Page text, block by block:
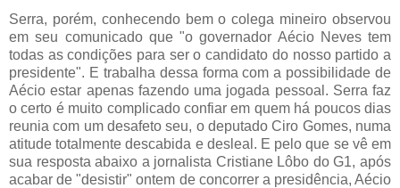
Serra, porém, conhecendo bem o colega mineiro observou
em seu comunicado que "o governador Aécio Neves tem
todas as condições para ser o candidato do nosso partido a
presidente". E trabalha dessa forma com a possibilidade de
Aécio estar apenas fazendo uma jogada pessoal. Serra faz
o certo é muito complicado confiar em quem há poucos dias
reunia com um desafeto seu, o deputado Ciro Gomes, numa
atitude totalmente descabida e desleal. E pelo que se vê em
sua resposta abaixo a jornalista Cristiane Lôbo do G1, após
acabar de "desistir" ontem de concorrer a presidência, Aécio